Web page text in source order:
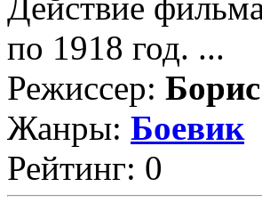
по 1918 год. ...
Режиссер:
Жанры: Боевик
Рейтинг: 0